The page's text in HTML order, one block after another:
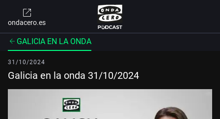
ondacero.es
GALICIA EN LA ONDA
31/10/2024
Galicia en la onda 31/10/2024